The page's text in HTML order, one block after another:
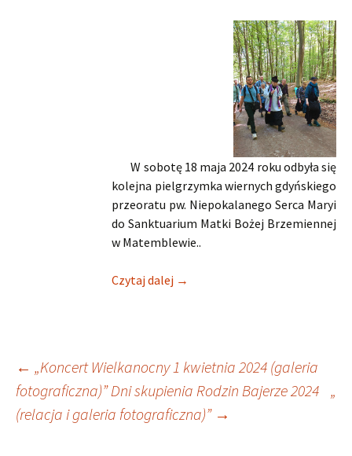
W sobotę 18 maja 2024 roku odbyła się
kolejna pielgrzymka wiernych gdyńskiego
przeoratu pw. Niepokalanego Serca Maryi
do Sanktuarium Matki Bożej Brzemiennej
w Matemblewie..
Czytaj dalej →
Nawigacja
wpisu
← „Koncert Wielkanocny 1 kwietnia 2024 (galeria
fotograficzna)” „
Dni skupienia Rodzin Bajerze 2024
(relacja i galeria fotograficzna)” →